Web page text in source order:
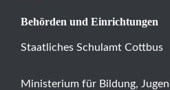
Behörden und Einrichtungen
Staatliches Schulamt Cottbus
Ministerium für Bildung,